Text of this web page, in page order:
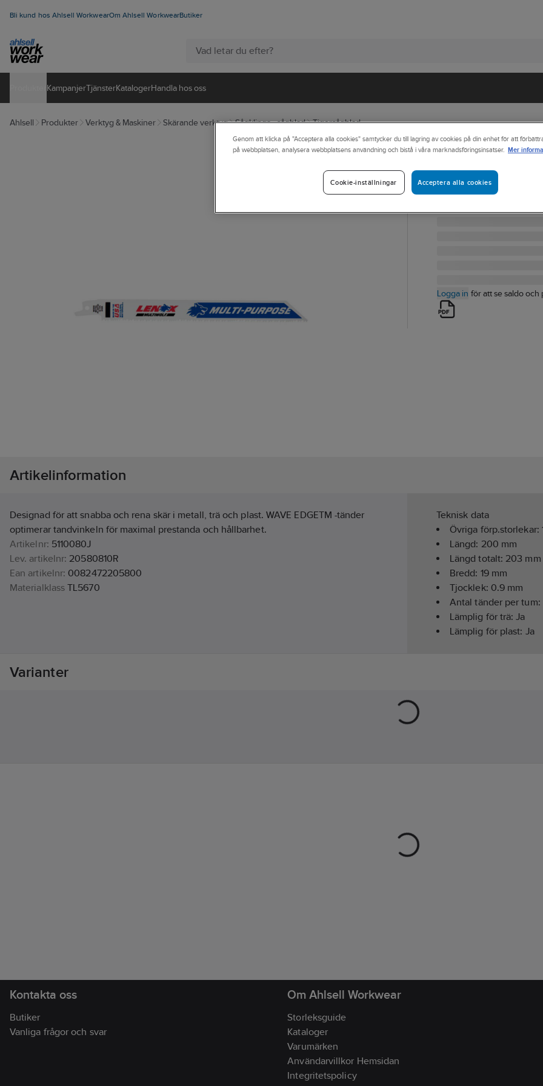
Bli kund hos Ahlsell WorkwearOm Ahlsell WorkwearButiker
KampanjerTjänsterKatalogerHandla hos oss
Ahlsell Produkter Verktyg & Maskiner Skärande verktyg Sågklinga - sågblad Tigersågblad
LENOX
Tigersågblad
TIGERSÅGBLAD LENOX
Logga in för att se saldo och
Artikelinformation
Designad för att snabba och rena skär i metall, trä och plast. WAVE EDGETM -tänder
optimerar tandvinkeln för maximal prestanda och hållbarhet.
Artikelnr: 5110080J
Lev. artikelnr: 20580810R
Ean artikelnr: 0082472205800
Materialklass TL5670
Teknisk data
Övriga förp.storlekar:
Längd: 200 mm
Längd totalt:203 mm
Bredd: 19mm
Tjocklek: 0.9 mm
Antal tänder per tum:
Lämplig för trä:Ja
Lämplig för plast: Ja
Varianter
Kontakta oss
Butiker
Vanliga frågor och svar
Om Ahlsell Workwear
Storleksguide
Kataloger
Varumärken
Användarvillkor Hemsidan
Integritetspolicy
Genom att klicka på "Acceptera alla cookies" samtycker du till lagring av cookies på din enhet för att
på webbplatsen, analysera webbplatsens användning och bistå i våra marknadsföringsinsatser. Mer
Acceptera alla cookies
Cookie-inställningar